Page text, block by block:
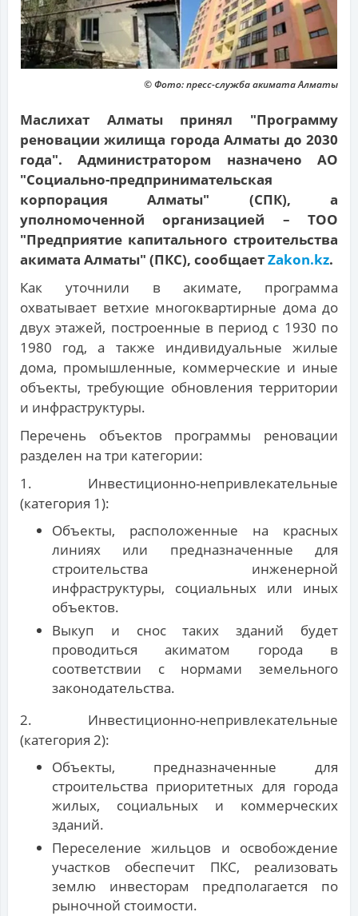
© Фото: пресс-служба акимата Алматы
Маслихат Алматы принял "Программу
реновации жилища города Алматы до 2030
года". Администратором назначено АО
"Социально-предпринимательская
корпорация Алматы" (СПК), а
уполномоченной организацией – ТОО
"Предприятие капитального строительства
акимата Алматы" (ПКС), сообщаетZakon.kz.
Как уточнили в акимате, программа
охватывает ветхие многоквартирные дома до
двух этажей, построенные в период с 1930 по
1980 год, а также индивидуальные жилые
дома, промышленные, коммерческие и иные
объекты, требующие обновления территории
и инфраструктуры.
Перечень объектов программы реновации
разделен на три категории:
1. Инвестиционно-непривлекательные
(категория 1):
Объекты, расположенные на красных
линиях или предназначенные для
строительства инженерной
инфраструктуры, социальных или иных
объектов.
Выкуп и снос таких зданий будет
проводиться акиматом города в
соответствии с нормами земельного
законодательства.
2. Инвестиционно-непривлекательные
(категория 2):
Объекты, предназначенные для
строительства приоритетных для города
жилых, социальных и коммерческих
зданий.
Переселение жильцов и освобождение
участков обеспечит ПКС, реализовать
землю инвесторам предполагается по
рыночной стоимости.